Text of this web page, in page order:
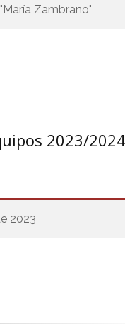
Zambrano"
2023/
2023